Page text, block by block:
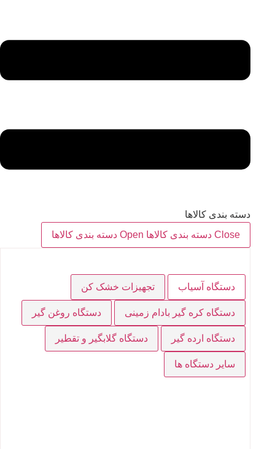
دسته بندی کالاها
Close دسته بندی کالاها
Open دسته بندی کالاها
دستگاه آسیاب تجهیزات خشک کن
دستگاه کره گیر بادام زمینی دستگاه روغن گیر
دستگاه ارده گیر دستگاه گلابگیر و تقطیر
سایر دستگاه ها